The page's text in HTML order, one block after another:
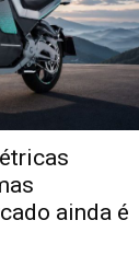
ainda é